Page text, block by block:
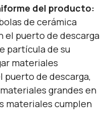
del producto:
de cerámica
el puerto de descarga
partícula de su
materiales
puerto de descarga,
grandes en
materiales cumplen